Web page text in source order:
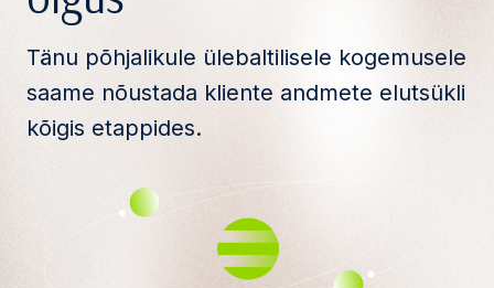
Tänu põhjalikule ülebaltilisele kogemusele
saame nõustada kliente andmete elutsükli
kõigis etappides.